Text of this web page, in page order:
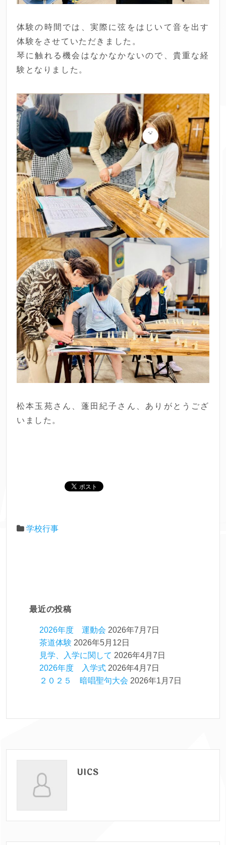
体験の時間では、実際に弦をはじいて音を出す
体験をさせていただきました。
琴に触れる機会はなかなかないので、貴重な経
験となりました。
松本玉苑さん、蓬田紀子さん、ありがとうござ
いました。
学校行事
最近の投稿
2026年度 運動会 2026年7月7日
茶道体験 2026年5月12日
見学、入学に関して 2026年4月7日
2026年度 入学式 2026年4月7日
２０２５ 暗唱聖句大会 2026年1月7日
UICS